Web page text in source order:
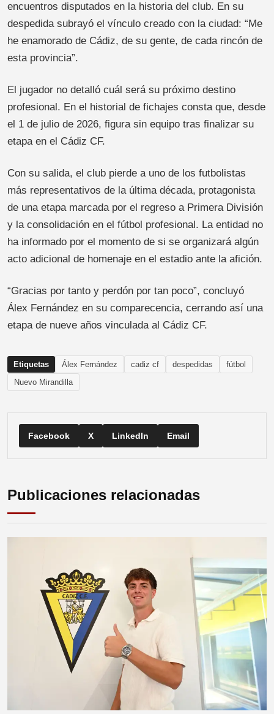
encuentros disputados en la historia del club. En su
despedida subrayó el vínculo creado con la ciudad: “Me
he enamorado de Cádiz, de su gente, de cada rincón de
esta provincia”.
El jugador no detalló cuál será su próximo destino
profesional. En el historial de fichajes consta que, desde
el 1 de julio de 2026, figura sin equipo tras finalizar su
etapa en el Cádiz CF.
Con su salida, el club pierde a uno de los futbolistas
más representativos de la última década, protagonista
de una etapa marcada por el regreso a Primera División
y la consolidación en el fútbol profesional. La entidad no
ha informado por el momento de si se organizará algún
acto adicional de homenaje en el estadio ante la afición.
“Gracias por tanto y perdón por tan poco”, concluyó
Álex Fernández en su comparecencia, cerrando así una
etapa de nueve años vinculada al Cádiz CF.
Etiquetas Álex Fernández cadiz cf despedidas
fútbol
Nuevo Mirandilla
Facebook X LinkedIn Email
Publicaciones relacionadas